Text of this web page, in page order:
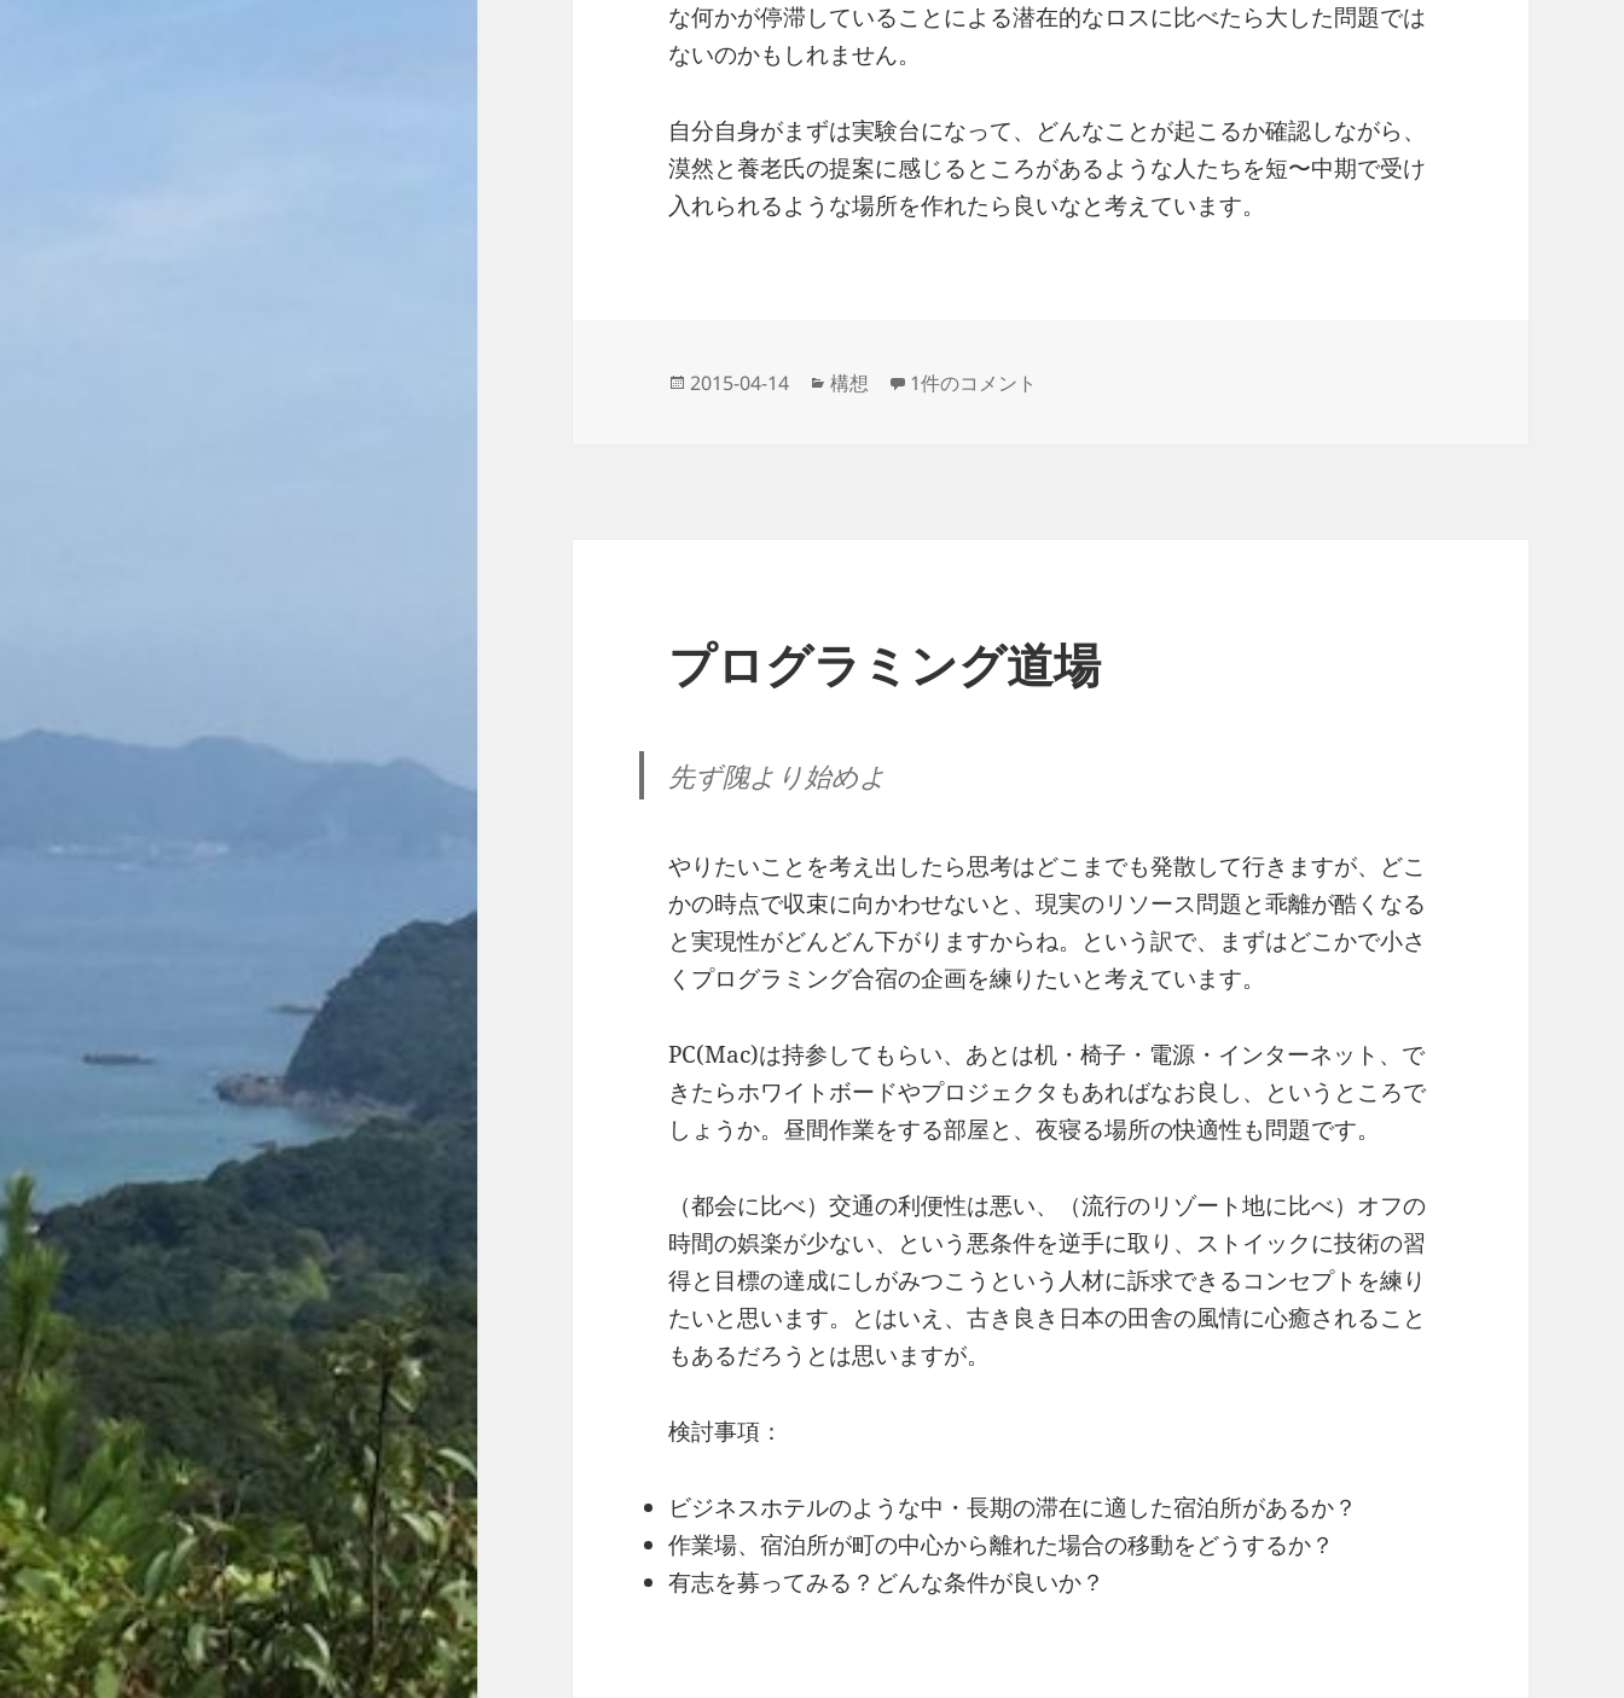
な何かが停滞していることによる潜在的なロスに比べたら大した問題では
ないのかもしれません。
自分自身がまずは実験台になって、どんなことが起こるか確認しながら、
漠然と養老氏の提案に感じるところがあるような人たちを短〜中期で受け
入れられるような場所を作れたら良いなと考えています。
投
2015-04-14
カ
構想 参勤交代 への
1件のコメント
プログラミング道場
先ず隗より始めよ
やりたいことを考え出したら思考はどこまでも発散して行きますが、どこ
かの時点で収束に向かわせないと、現実のリソース問題と乖離が酷くなる
と実現性がどんどん下がりますからね。という訳で、まずはどこかで小さ
くプログラミング合宿の企画を練りたいと考えています。
PC(Mac)は持参してもらい、あとは机・椅子・電源・インターネット、で
きたらホワイトボードやプロジェクタもあればなお良し、というところで
しょうか。昼間作業をする部屋と、夜寝る場所の快適性も問題です。
（都会に比べ）交通の利便性は悪い、（流行のリゾート地に比べ）オフの
時間の娯楽が少ない、という悪条件を逆手に取り、ストイックに技術の習
得と目標の達成にしがみつこうという人材に訴求できるコンセプトを練り
たいと思います。とはいえ、古き良き日本の田舎の風情に心癒されること
もあるだろうとは思いますが。
検討事項：
ビジネスホテルのような中・長期の滞在に適した宿泊所があるか？
作業場、宿泊所が町の中心から離れた場合の移動をどうするか？
有志を募ってみる？どんな条件が良いか？